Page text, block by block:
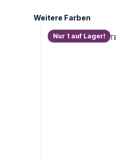
Produktgalerie überspringen
Weitere Farben
Nur 1 auf Lager!